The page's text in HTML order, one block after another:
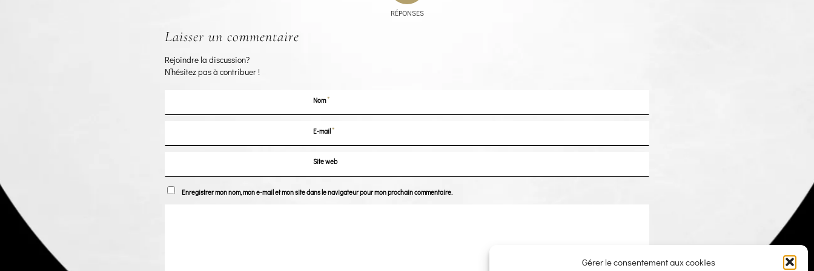
Gérer le consentement aux cookies
RÉPONSES
Laisser un commentaire
Rejoindre la discussion?
N’hésitez pas à contribuer !
Nom*
E-mail*
Site web
Enregistrer mon nom, mon e-mail et mon site dans le navigateur pour mon prochain commentaire.